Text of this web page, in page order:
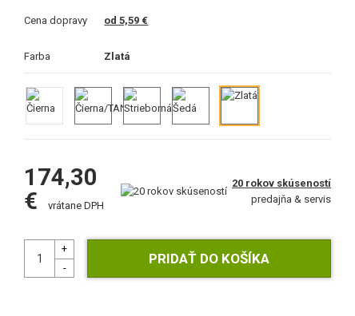
Cena dopravy od 5,59 €
Farba Zlatá
174,30
€
vrátane DPH
20 rokov skúseností
predajňa & servis